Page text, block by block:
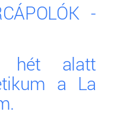
-
hét alatt
a La